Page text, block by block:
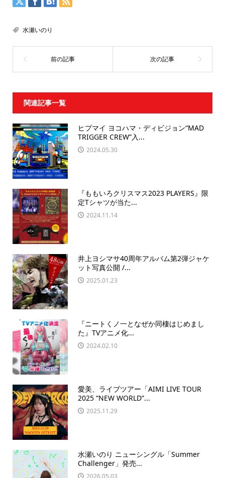
水瀬いのり
関連記事一覧
ヒプマイ ヨコハマ・ディビジョン“MAD
TRIGGER CREW”入...
2024.05.30
『ももいろクリスマス2023 PLAYERS』限
定Tシャツが当た...
2024.11.14
井上ヨシマサ40周年アルバム第2弾ジャケ
ット写真公開 /...
2025.01.23
『ニートくノ一となぜか同棲はじめまし
た』TVアニメ化...
2024.02.10
愛美、ライブツアー「AIMI LIVE TOUR
2025 “NEW WORLD”...
2025.11.29
水瀬いのり ニューシングル「Summer
Challenger」発売...